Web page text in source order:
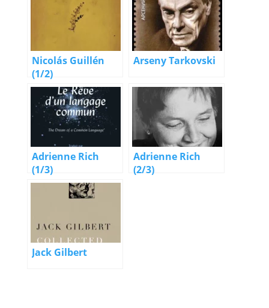
Nicolás Guillén
(1/2)
Arseny Tarkovski
Adrienne Rich
(1/3)
Adrienne Rich
(2/3)
Jack Gilbert